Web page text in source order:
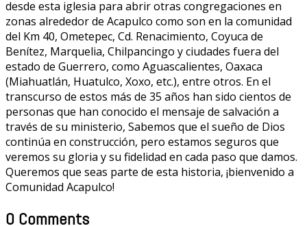
desde esta iglesia para abrir otras congregaciones en
zonas alrededor de Acapulco como son en la comunidad
del Km 40, Ometepec, Cd. Renacimiento, Coyuca de
Benítez, Marquelia, Chilpancingo y ciudades fuera del
estado de Guerrero, como Aguascalientes, Oaxaca
(Miahuatlán, Huatulco, Xoxo, etc.), entre otros. En el
transcurso de estos más de 35 años han sido cientos de
personas que han conocido el mensaje de salvación a
través de su ministerio, Sabemos que el sueño de Dios
continúa en construcción, pero estamos seguros que
veremos su gloria y su fidelidad en cada paso que damos.
Queremos que seas parte de esta historia, ¡bienvenido a
Comunidad Acapulco!
0 Comments